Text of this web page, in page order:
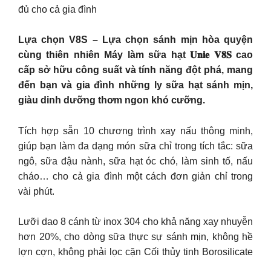
đủ cho cả gia đình
Lựa chọn V8S – Lựa chọn sánh mịn hòa quyện
cùng thiên nhiên Máy làm sữa hạt 𝐔𝐧𝐢𝐞 𝐕𝟖𝐒 cao
cấp sở hữu công suất và tính năng đột phá, mang
đến bạn và gia đình những ly sữa hạt sánh mịn,
giàu dinh dưỡng thơm ngon khó cưỡng.
Tích hợp sẵn 10 chương trình xay nấu thông minh,
giúp bạn làm đa dạng món sữa chỉ trong tích tắc: sữa
ngô, sữa đậu nành, sữa hạt óc chó, làm sinh tố, nấu
cháo… cho cả gia đình một cách đơn giản chỉ trong
vài phút.
Lưỡi dao 8 cánh từ inox 304 cho khả năng xay nhuyễn
hơn 20%, cho dòng sữa thực sự sánh mịn, không hề
lợn cợn, không phải lọc cặn Cối thủy tinh Borosilicate